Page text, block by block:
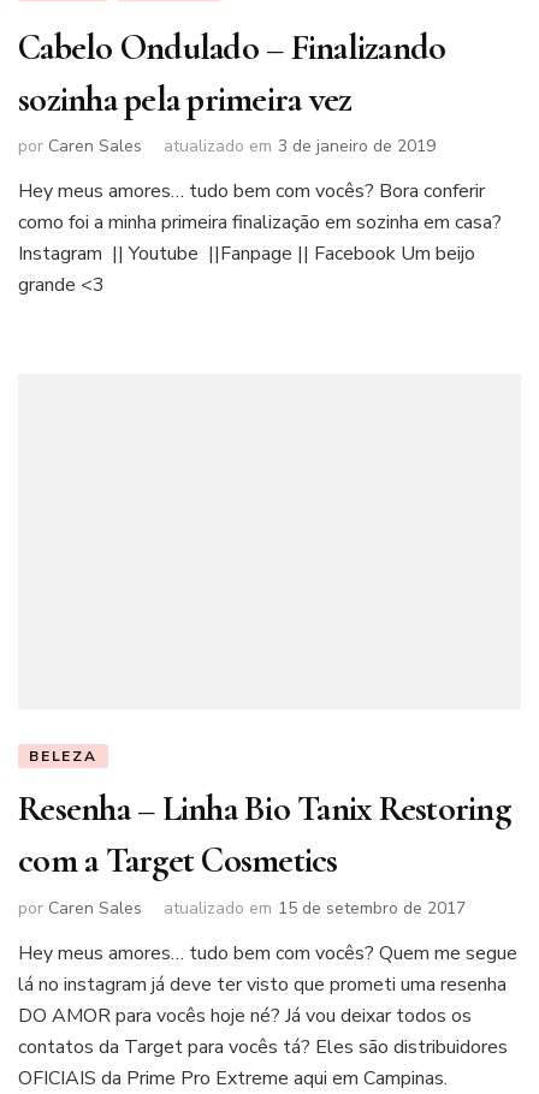
Cabelo Ondulado – Finalizando
sozinha pela primeira vez
por Caren Sales atualizado em 3 de janeiro de 2019
Hey meus amores… tudo bem com vocês? Bora conferir
como foi a minha primeira finalização em sozinha em casa?
Instagram || Youtube ||Fanpage || Facebook Um beijo
grande <3
BELEZA
Resenha – Linha Bio Tanix Restoring
com a Target Cosmetics
por Caren Sales atualizado em 15 de setembro de 2017
Hey meus amores… tudo bem com vocês? Quem me segue
lá no instagram já deve ter visto que prometi uma resenha
DO AMOR para vocês hoje né? Já vou deixar todos os
contatos da Target para vocês tá? Eles são distribuidores
OFICIAIS da Prime Pro Extreme aqui em Campinas.